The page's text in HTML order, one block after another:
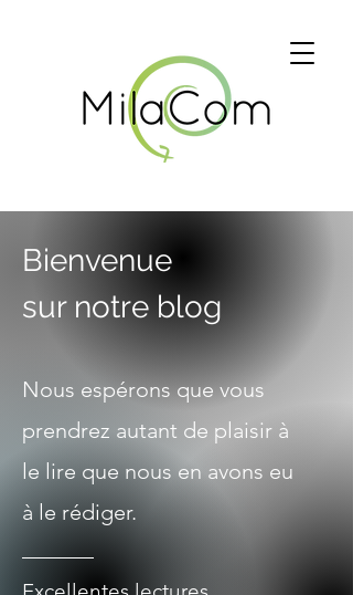
Bienvenue
sur notre blog
Nous espérons que vous
prendrez autant de plaisir à
le lire que nous en avons eu
à le rédiger.